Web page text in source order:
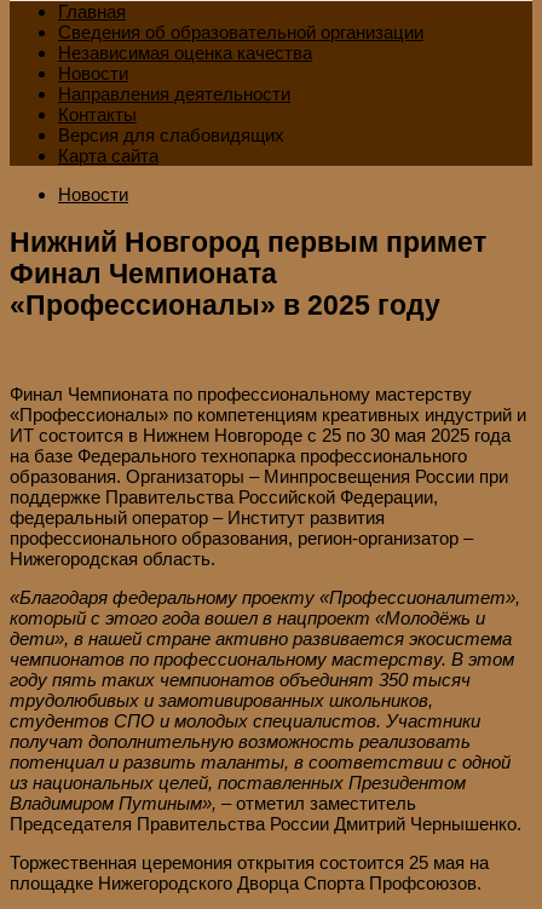
Главная
Сведения об образовательной организации
Независимая оценка качества
Новости
Направления деятельности
Контакты
Версия для слабовидящих
Карта сайта
Новости
Нижний Новгород первым примет
Финал Чемпионата
«Профессионалы» в 2025 году
Финал Чемпионата по профессиональному мастерству
«Профессионалы» по компетенциям креативных индустрий и
ИТ состоится в Нижнем Новгороде с 25 по 30 мая 2025 года
на базе Федерального технопарка профессионального
образования. Организаторы – Минпросвещения России при
поддержке Правительства Российской Федерации,
федеральный оператор – Институт развития
профессионального образования, регион-организатор –
Нижегородская область.
«Благодаря федеральному проекту «Профессионалитет»,
который с этого года вошел в нацпроект «Молодёжь и
дети», в нашей стране активно развивается экосистема
чемпионатов по профессиональному мастерству. В этом
году пять таких чемпионатов объединят 350 тысяч
трудолюбивых и замотивированных школьников,
студентов СПО и молодых специалистов. Участники
получат дополнительную возможность реализовать
потенциал и развить таланты, в соответствии с одной
из национальных целей, поставленных Президентом
Владимиром Путиным», – отметил заместитель
Председателя Правительства России Дмитрий Чернышенко.
Торжественная церемония открытия состоится 25 мая на
площадке Нижегородского Дворца Спорта Профсоюзов.